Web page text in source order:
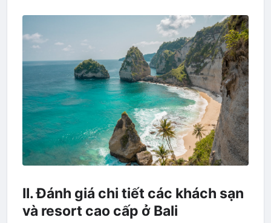
II. Đánh giá chi tiết các khách sạn
và resort cao cấp ở Bali